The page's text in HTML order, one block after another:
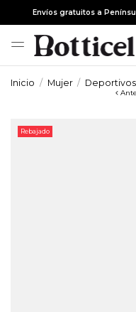
Envíos gratuitos a
Inicio Mujer Deportivos
Rebajado